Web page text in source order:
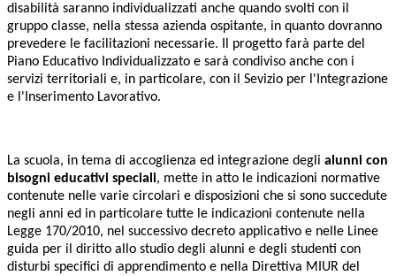
disabilità saranno individualizzati anche quando svolti con il
gruppo classe, nella stessa azienda ospitante, in quanto dovranno
prevedere le facilitazioni necessarie. Il progetto farà parte del
Piano Educativo Individualizzato e sarà condiviso anche con i
servizi territoriali e, in particolare, con il Sevizio per l'Integrazione
e l'Inserimento Lavorativo.
La scuola, in tema di accoglienza ed integrazione degli alunni con
bisogni educativi speciali, mette in atto le indicazioni normative
contenute nelle varie circolari e disposizioni che si sono succedute
negli anni ed in particolare tutte le indicazioni contenute nella
Legge 170/2010, nel successivo decreto applicativo e nelle Linee
guida per il diritto allo studio degli alunni e degli studenti con
disturbi specifici di apprendimento e nella Direttiva MIUR del